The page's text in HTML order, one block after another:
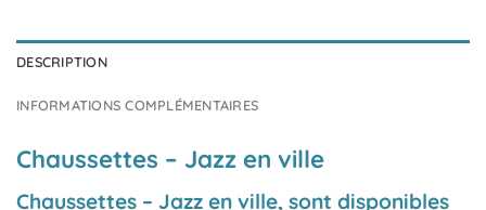
DESCRIPTION
INFORMATIONS COMPLÉMENTAIRES
Chaussettes – Jazz en ville
Chaussettes – Jazz en ville, sont disponibles